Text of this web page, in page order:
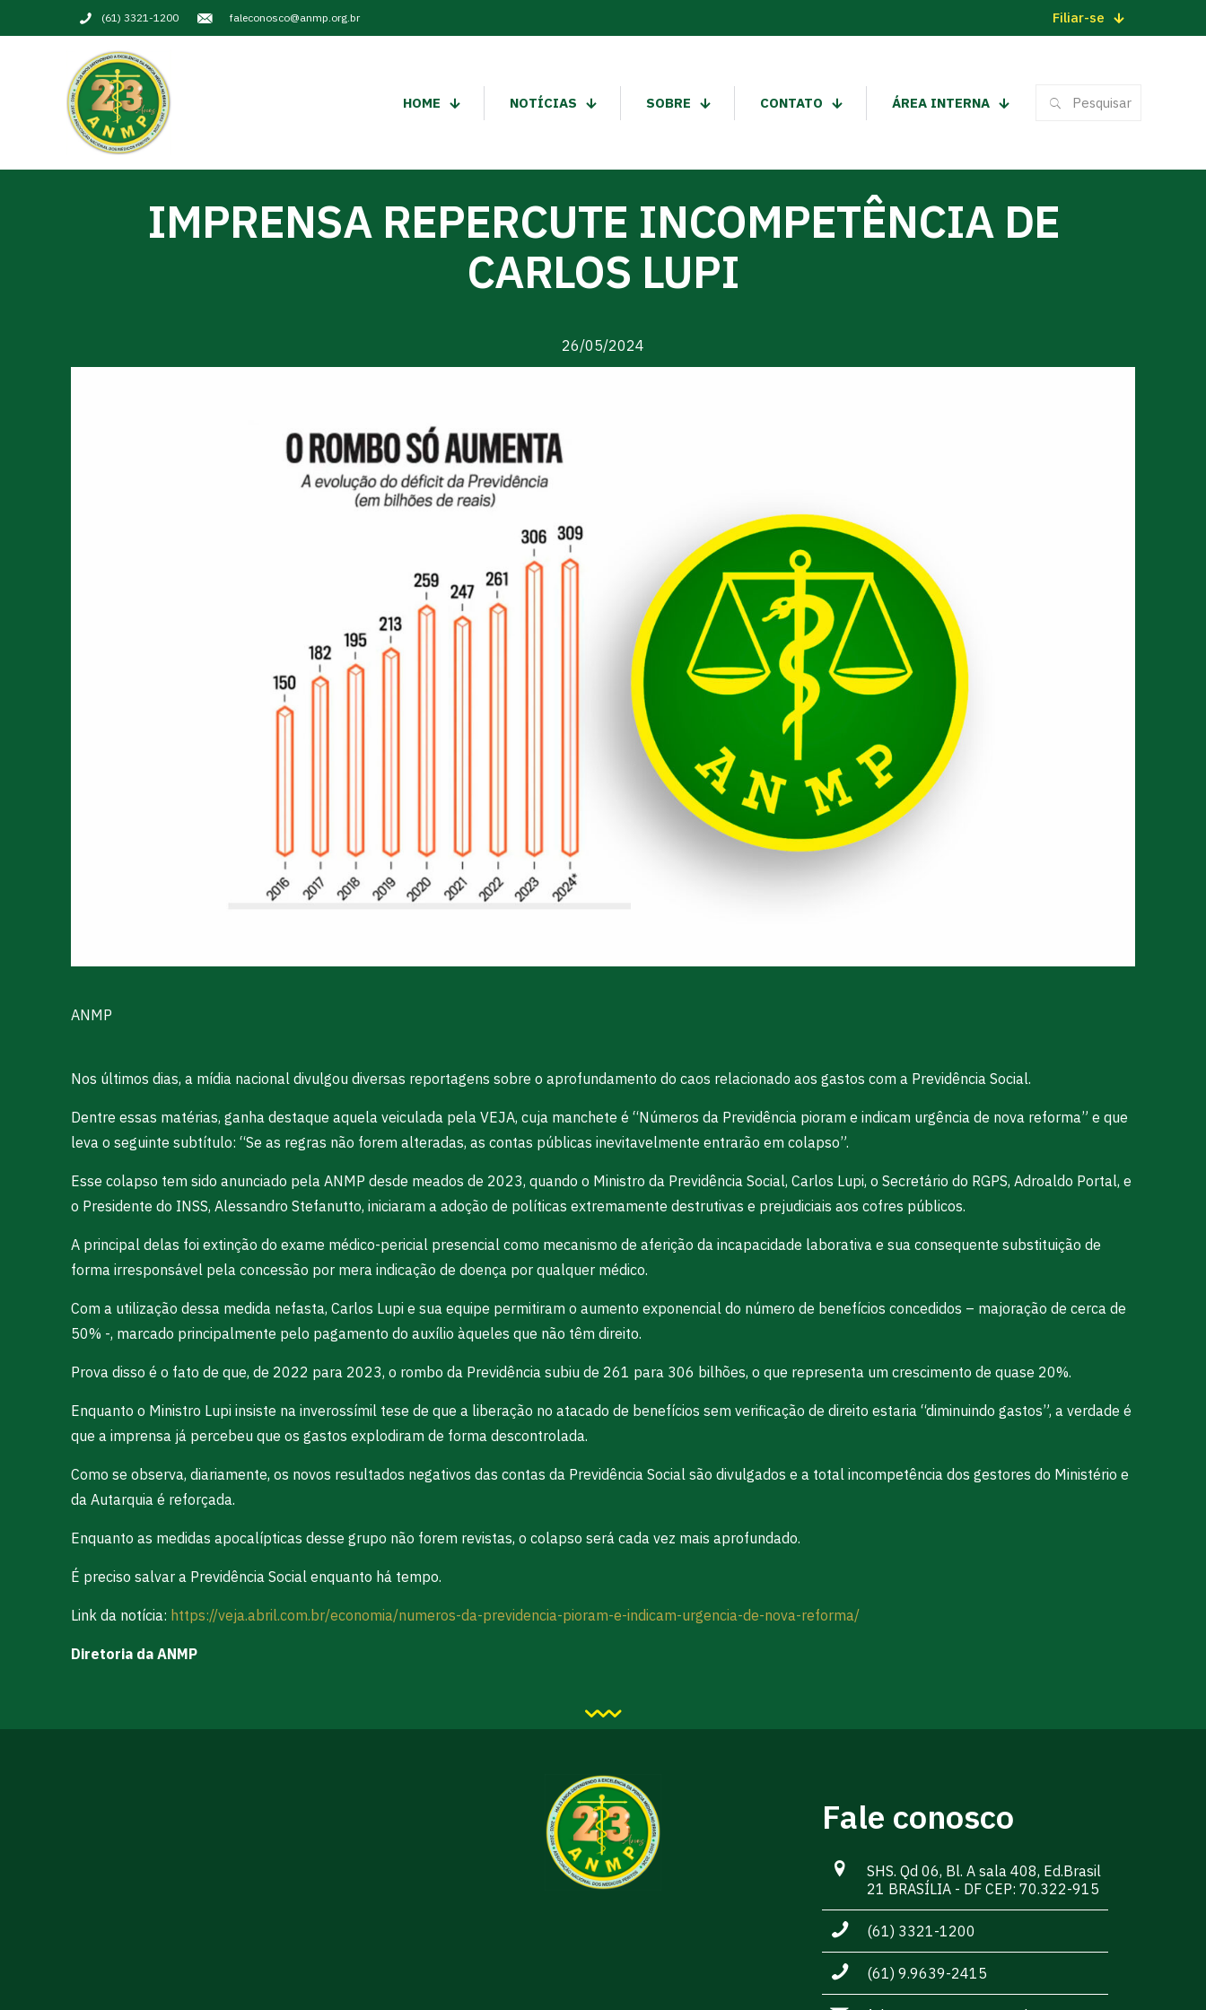
(61) 3321-1200 faleconosco@anmp.org.br Filiar-se
HOME NOTÍCIAS SOBRE CONTATO ÁREA INTERNA
IMPRENSA REPERCUTE INCOMPETÊNCIA DE
CARLOS LUPI
26/05/2024
ANMP
Nos últimos dias, a mídia nacional divulgou diversas reportagens sobre o aprofundamento do caos relacionado aos gastos com a Previdência Social.
Dentre essas matérias, ganha destaque aquela veiculada pela VEJA, cuja manchete é “Números da Previdência pioram e indicam urgência de nova reforma” e que
leva o seguinte subtítulo: “Se as regras não forem alteradas, as contas públicas inevitavelmente entrarão em colapso”.
Esse colapso tem sido anunciado pela ANMP desde meados de 2023, quando o Ministro da Previdência Social, Carlos Lupi, o Secretário do RGPS, Adroaldo Portal, e
o Presidente do INSS, Alessandro Stefanutto, iniciaram a adoção de políticas extremamente destrutivas e prejudiciais aos cofres públicos.
A principal delas foi extinção do exame médico-pericial presencial como mecanismo de aferição da incapacidade laborativa e sua consequente substituição de
forma irresponsável pela concessão por mera indicação de doença por qualquer médico.
Com a utilização dessa medida nefasta, Carlos Lupi e sua equipe permitiram o aumento exponencial do número de benefícios concedidos – majoração de cerca de
50% -, marcado principalmente pelo pagamento do auxílio àqueles que não têm direito.
Prova disso é o fato de que, de 2022 para 2023, o rombo da Previdência subiu de 261 para 306 bilhões, o que representa um crescimento de quase 20%.
Enquanto o Ministro Lupi insiste na inverossímil tese de que a liberação no atacado de benefícios sem verificação de direito estaria “diminuindo gastos”, a verdade é
que a imprensa já percebeu que os gastos explodiram de forma descontrolada.
Como se observa, diariamente, os novos resultados negativos das contas da Previdência Social são divulgados e a total incompetência dos gestores do Ministério e
da Autarquia é reforçada.
Enquanto as medidas apocalípticas desse grupo não forem revistas, o colapso será cada vez mais aprofundado.
É preciso salvar a Previdência Social enquanto há tempo.
Link da notícia: https://veja.abril.com.br/economia/numeros-da-previdencia-pioram-e-indicam-urgencia-de-nova-reforma/
Diretoria da ANMP
Fale conosco
SHS. Qd 06, Bl. A sala 408, Ed.Brasil
21 BRASÍLIA - DF CEP: 70.322-915
(61) 3321-1200
(61) 9.9639-2415